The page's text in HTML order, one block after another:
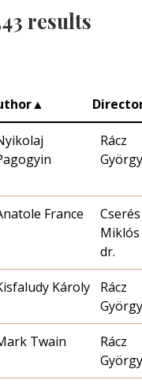
results
▲
Rácz
György
France
Cserés
Miklós
dr.
Károly
Rácz
György
Twain
Rácz
György